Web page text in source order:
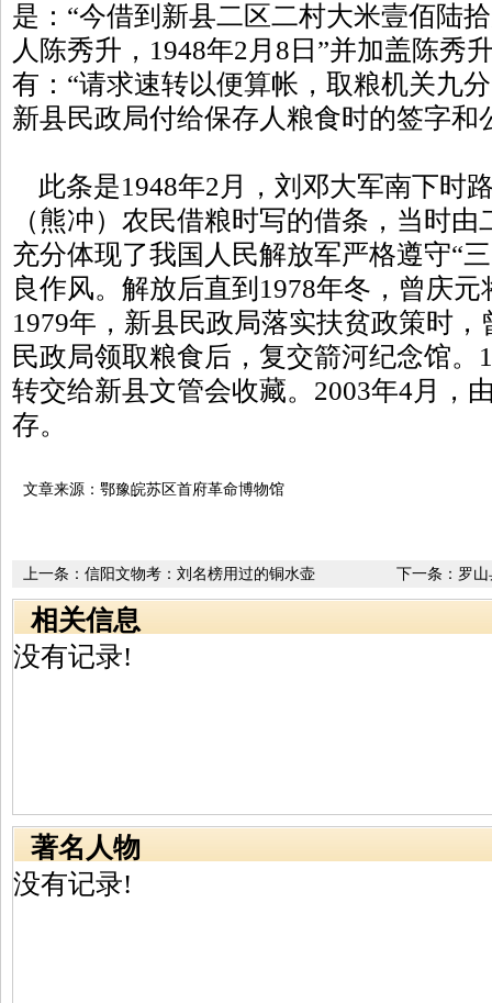
是：“今借到新县二区二村大米壹佰陆
人陈秀升，1948年2月8日”并加盖陈秀
有：“请求速转以便算帐，取粮机关九
新县民政局付给保存人粮食时的签字和
此条是1948年2月，刘邓大军南下时
（熊冲）农民借粮时写的借条，当时
充分体现了我国人民解放军严格遵守“
良作风。解放后直到1978年冬，曾庆
1979年，新县民政局落实扶贫政策时
民政局领取粮食后，复交箭河纪念馆。
转交给新县文管会收藏。2003年4月，
存。
文章来源：鄂豫皖苏区首府革命博物馆
下一条： 罗
会各县联席
上一条： 信阳文物考：刘名榜用过的铜水壶
相关信息
没有记录!
著名人物
没有记录!